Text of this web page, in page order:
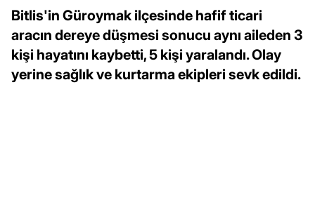
Bitlis'in Güroymak ilçesinde hafif ticari
aracın dereye düşmesi sonucu aynı aileden 3
kişi hayatını kaybetti, 5 kişi yaralandı. Olay
yerine sağlık ve kurtarma ekipleri sevk edildi.